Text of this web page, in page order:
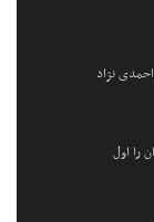
نژاد
را اول